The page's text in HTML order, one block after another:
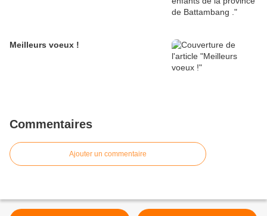
Meilleurs voeux !
Commentaires
Ajouter un commentaire